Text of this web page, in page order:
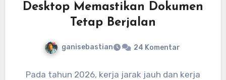
Desktop Memastikan Dokumen
Tetap Berjalan
ganisebastian 24 Komentar
Pada tahun 2026, kerja jarak jauh dan kerja